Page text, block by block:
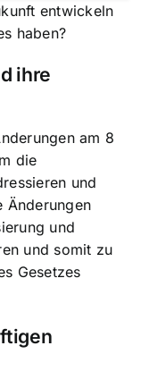
entwickeln
haben?
ihre
am 8
die
und
Änderungen
und
und somit zu
Gesetzes